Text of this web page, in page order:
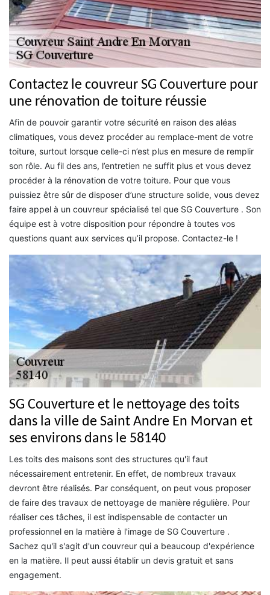
Contactez le couvreur SG Couverture pour
une rénovation de toiture réussie
Afin de pouvoir garantir votre sécurité en raison des aléas
climatiques, vous devez procéder au remplace-ment de votre
toiture, surtout lorsque celle-ci n’est plus en mesure de remplir
son rôle. Au fil des ans, l’entretien ne suffit plus et vous devez
procéder à la rénovation de votre toiture. Pour que vous
puissiez être sûr de disposer d’une structure solide, vous devez
faire appel à un couvreur spécialisé tel que SG Couverture . Son
équipe est à votre disposition pour répondre à toutes vos
questions quant aux services qu’il propose. Contactez-le !
SG Couverture et le nettoyage des toits
dans la ville de Saint Andre En Morvan et
ses environs dans le 58140
Les toits des maisons sont des structures qu'il faut
nécessairement entretenir. En effet, de nombreux travaux
devront être réalisés. Par conséquent, on peut vous proposer
de faire des travaux de nettoyage de manière régulière. Pour
réaliser ces tâches, il est indispensable de contacter un
professionnel en la matière à l'image de SG Couverture .
Sachez qu'il s'agit d'un couvreur qui a beaucoup d'expérience
en la matière. Il peut aussi établir un devis gratuit et sans
engagement.